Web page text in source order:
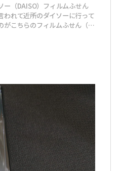
ー（DAISO）フィルムふせん
われて近所のダイソーに行って
がこちらのフィルムふせん（ブ
っと隠れてしまいましたが、メ